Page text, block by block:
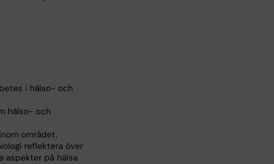
i hälso- och
hälso- och
området,
reflektera över
aspekter på hälsa